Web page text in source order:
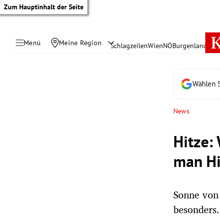
Zum Hauptinhalt der Seite
Menü Meine Region SchlagzeilenWienNÖBurgenland
Wählen
News
Hitze:
man
Sonne